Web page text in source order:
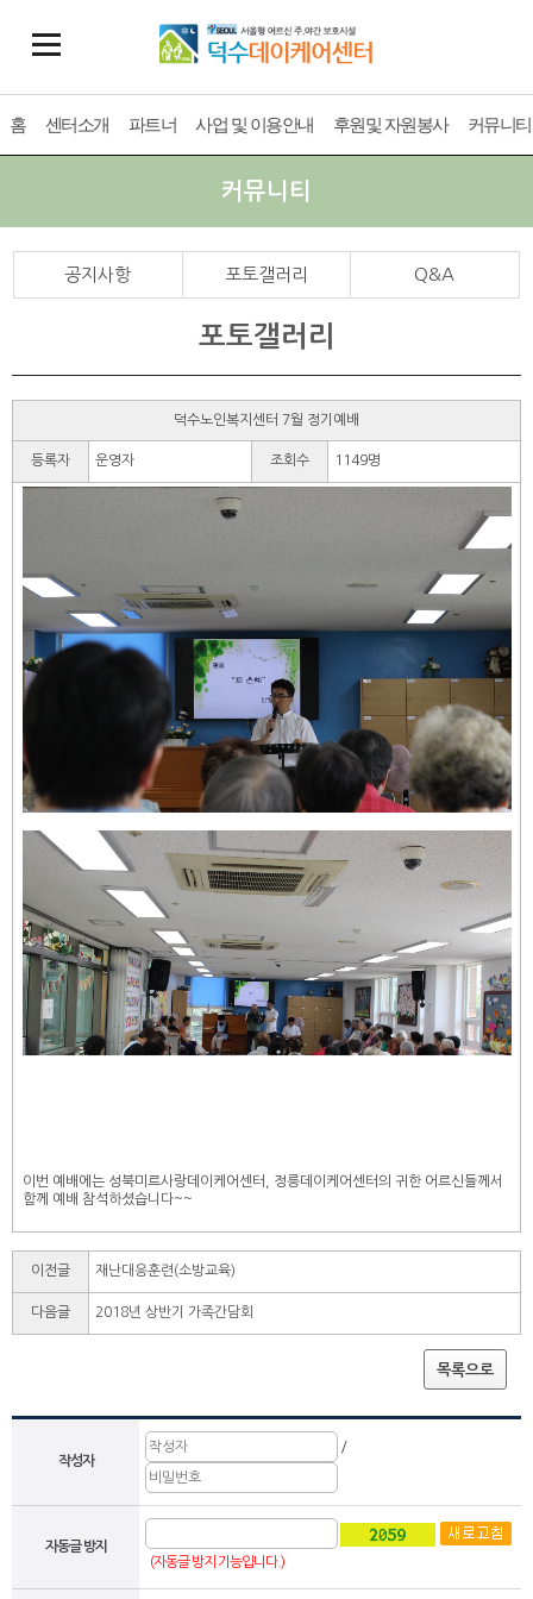
홈 센터소개 파트너 사업 및 이용안내 후원및 자원봉사 커뮤니티
커뮤니티
공지사항 포토갤러리 Q&A
포토갤러리
덕수노인복지센터 7월 정기예배
등록자 운영자 조회수 1149명
이번 예배에는 성북미르사랑데이케어센터, 정릉데이케어센터의 귀한 어르신들께서
함께 예배 참석하셨습니다~~
이전글 재난대응훈련(소방교육)
다음글 2018년 상반기 가족간담회
목록으로
작성자
/
자동글 방지
(자동글 방지 기능입니다.)